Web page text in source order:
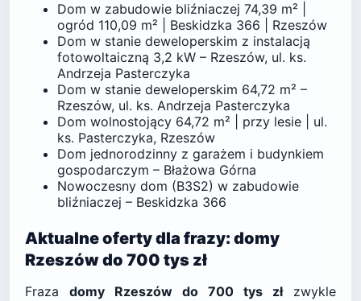
Dom w zabudowie bliźniaczej 74,39 m² |
ogród 110,09 m² | Beskidzka 366 | Rzeszów
Dom w stanie deweloperskim z instalacją
fotowoltaiczną 3,2 kW – Rzeszów, ul. ks.
Andrzeja Pasterczyka
Dom w stanie deweloperskim 64,72 m² –
Rzeszów, ul. ks. Andrzeja Pasterczyka
Dom wolnostojący 64,72 m² | przy lesie | ul.
ks. Pasterczyka, Rzeszów
Dom jednorodzinny z garażem i budynkiem
gospodarczym – Błażowa Górna
Nowoczesny dom (B3S2) w zabudowie
bliźniaczej – Beskidzka 366
Aktualne oferty dla frazy: domy
Rzeszów do 700 tys zł
Fraza domy Rzeszów do 700 tys złzwykle